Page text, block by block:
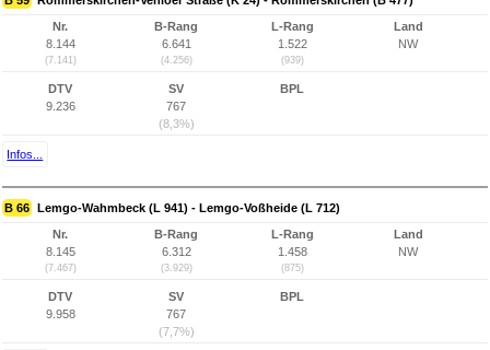
Nr.
8.144
(7.141)
B-Rang
6.641
(4.256)
L-Rang
1.522
(939)
Land
NW
DTV
9.236
SV
767
(8,3%)
BPL
Infos...
B 66 Lemgo-Wahmbeck (L 941) - Lemgo-Voßheide (L 712)
Nr.
8.145
(7.467)
B-Rang
6.312
(3.929)
L-Rang
1.458
(875)
Land
NW
DTV
9.958
SV
767
(7,7%)
BPL